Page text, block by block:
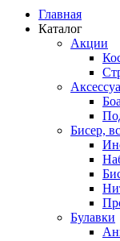
Главная
Каталог
Акции
Боа
Бисер,
Булавки